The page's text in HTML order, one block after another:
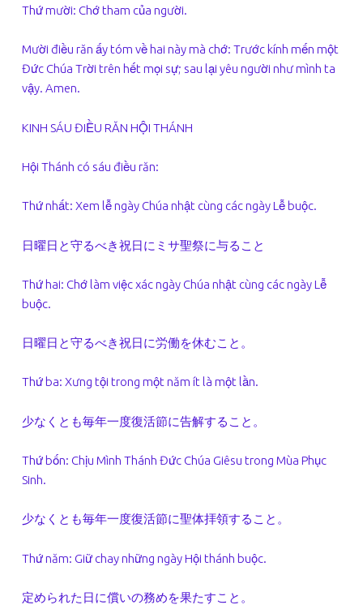
Thứ mười: Chớ tham của người.
Mười điều răn ấy tóm về hai này mà chớ: Trước kính mến một
Đức Chúa Trời trên hết mọi sự; sau lại yêu người như mình ta
vậy. Amen.
KINH SÁU ĐIỀU RĂN HỘI THÁNH
Hội Thánh có sáu điều răn:
Thứ nhất: Xem lễ ngày Chúa nhật cùng các ngày Lễ buộc.
日曜日と守るべき祝日にミサ聖祭に与ること
Thứ hai: Chớ làm việc xác ngày Chúa nhật cùng các ngày Lễ
buộc.
日曜日と守るべき祝日に労働を休むこと。
Thứ ba: Xưng tội trong một năm ít là một lần.
少なくとも毎年一度復活節に告解すること。
Thứ bốn: Chịu Mình Thánh Đức Chúa Giêsu trong Mùa Phục
Sinh.
少なくとも毎年一度復活節に聖体拝領すること。
Thứ năm: Giữ chay những ngày Hội thánh buộc.
定められた日に償いの務めを果たすこと。